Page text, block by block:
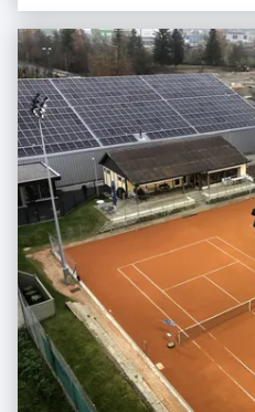
erfordert die EG-Serie ...